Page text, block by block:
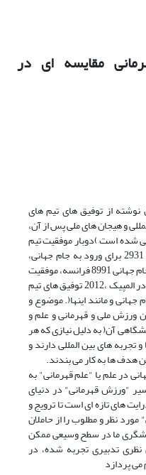
مقایسه ای در
نوشته از توفیق های تیم های
و هیجان های ملی پس از آن،
شده است )دوبار موفقیت تیم
ملی فوتبال ایران طی سال های1377و 2931 برای ورود به جام جهانی،
پیروزی ایران بر تیم فوتبال آمریکا در جام جهانی 8991 فرانسه، موفقیت
های قابل توجه تیم های ورزشی ایران در المپیک ،2012 توفیق های تیم
جهانی و مانند اینها(. موضوع و
ورزش ملی و قهرمانی و علم و
آن( به دلیل نیازی که هر
های بین المللی دارند و
هدف ها به کار می بندند.
در علم یا "علم قهرمانی" به
"ورزش قهرمانی" در دنیای
های تازه ای است تا ترویج و
نظر و مطلوب را از حاملان
ما در سطح وسیعی ممکن
تدبیری تجربه شده، در
پردازد